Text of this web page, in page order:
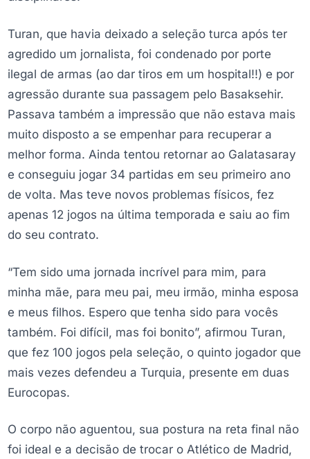
Turan, que havia deixado a seleção turca após ter
agredido um jornalista, foi condenado por porte
ilegal de armas (ao dar tiros em um hospital!!) e por
agressão durante sua passagem pelo Basaksehir.
Passava também a impressão que não estava mais
muito disposto a se empenhar para recuperar a
melhor forma. Ainda tentou retornar ao Galatasaray
e conseguiu jogar 34 partidas em seu primeiro ano
de volta. Mas teve novos problemas físicos, fez
apenas 12 jogos na última temporada e saiu ao fim
do seu contrato.
“Tem sido uma jornada incrível para mim, para
minha mãe, para meu pai, meu irmão, minha esposa
e meus filhos. Espero que tenha sido para vocês
também. Foi difícil, mas foi bonito”, afirmou Turan,
que fez 100 jogos pela seleção, o quinto jogador que
mais vezes defendeu a Turquia, presente em duas
Eurocopas.
O corpo não aguentou, sua postura na reta final não
foi ideal e a decisão de trocar o Atlético de Madrid,